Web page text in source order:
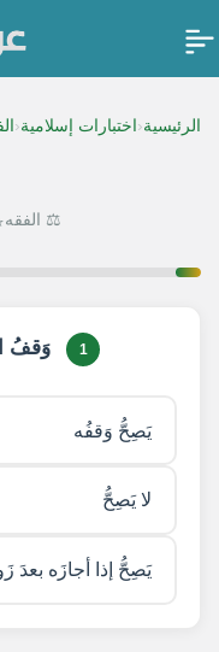
الرئيسية‹ اختبارات إسلامية‹
⚖️ الفقه
1 وَقفُ
يَصِحُّ وَقفُه
لا يَصِحُّ
يَصِحُّ إذا أجازَه بعدَ